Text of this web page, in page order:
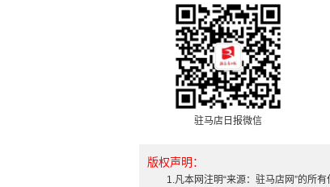
驻马店日报微信
版权声明：
1.凡本网注明“来源：驻马店网”的所